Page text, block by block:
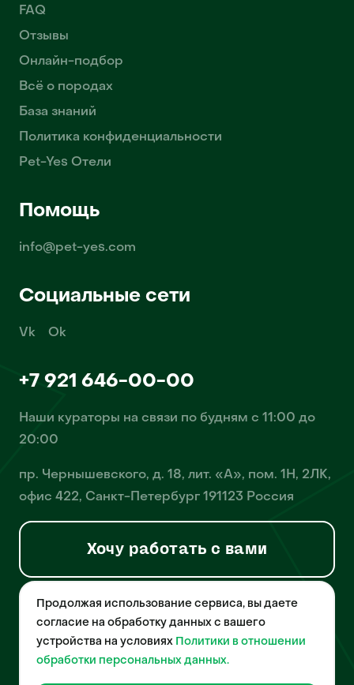
FAQ
Отзывы
Онлайн-подбор
Всё о породах
База знаний
Политика конфиденциальности
Pet-Yes Отели
Помощь
info@pet-yes.com
Социальные сети
Vk Ok
+7 921 646-00-00
Наши кураторы на связи по будням с 11:00 до
20:00
пр. Чернышевского, д. 18, лит. «А», пом. 1Н, 2ЛК,
офис 422, Санкт-Петербург 191123 Россия
Хочу работать с вами
© 2026 Pet-Yes. ООО «Биржа домашних животных «Пет-Ес»
осуществляет деятельность в области информационных
технологий, деятельность по разработке и эксплуатации
собственного программного обеспечения, деятельность
порталов в информационно-коммуникационной сети Интернет и
Продолжая использование сервиса, вы даете
согласие на обработку данных с вашего
устройства на условиях Политики в отношении
обработки персональных данных.